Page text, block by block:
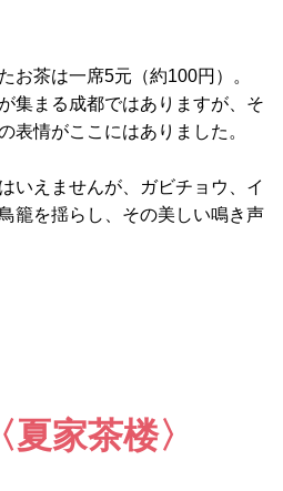
お茶は一席5元（約100円）。
集まる成都ではありますが、そ
表情がここにはありました。
いえませんが、ガビチョウ、イ
籠を揺らし、その美しい鳴き声
家茶楼〉